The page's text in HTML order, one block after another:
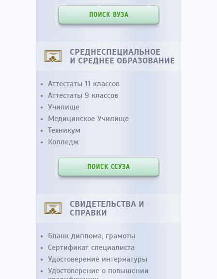
ПОИСК ВУЗА
СРЕДНЕСПЕЦИАЛЬНОЕ
И СРЕДНЕЕ ОБРАЗОВАНИЕ
Аттестаты 11 классов
Аттестаты 9 классов
Училище
Медицинское Училище
Техникум
Колледж
ПОИСК ССУЗА
СВИДЕТЕЛЬСТВА И
СПРАВКИ
Бланк диплома, грамоты
Сертификат специалиста
Удостоверение интернатуры
Удостоверение о повышении